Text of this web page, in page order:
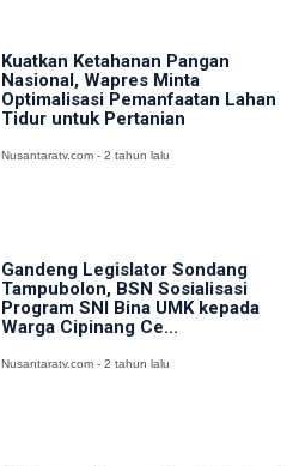
Kuatkan Ketahanan Pangan
Nasional, Wapres Minta
Optimalisasi Pemanfaatan Lahan
Tidur untuk Pertanian
Nusantaratv.com - 2 tahun lalu
Gandeng Legislator Sondang
Tampubolon, BSN Sosialisasi
Program SNI Bina UMK kepada
Warga Cipinang Ce...
Nusantaratv.com - 2 tahun lalu